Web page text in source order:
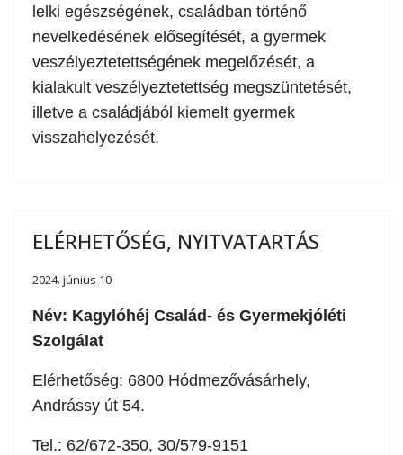
lelki egészségének, családban történő
nevelkedésének elősegítését, a gyermek
veszélyeztetettségének megelőzését, a
kialakult veszélyeztetettség megszüntetését,
illetve a családjából kiemelt gyermek
visszahelyezését.
ELÉRHETŐSÉG, NYITVATARTÁS
2024. június 10
Név: Kagylóhéj Család- és Gyermekjóléti
Szolgálat
Elérhetőség: 6800 Hódmezővásárhely,
Andrássy út 54.
Tel.: 62/672-350, 30/579-9151